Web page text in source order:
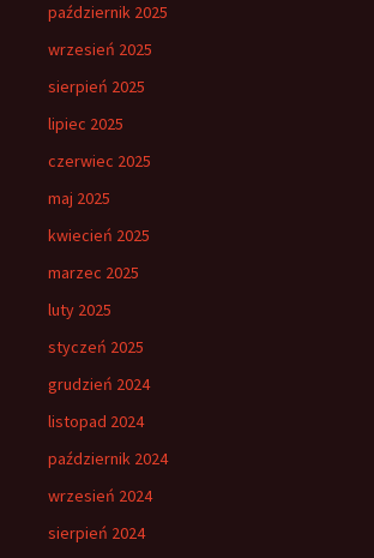
październik 2025
wrzesień 2025
sierpień 2025
lipiec 2025
czerwiec 2025
maj 2025
kwiecień 2025
marzec 2025
luty 2025
styczeń 2025
grudzień 2024
listopad 2024
październik 2024
wrzesień 2024
sierpień 2024